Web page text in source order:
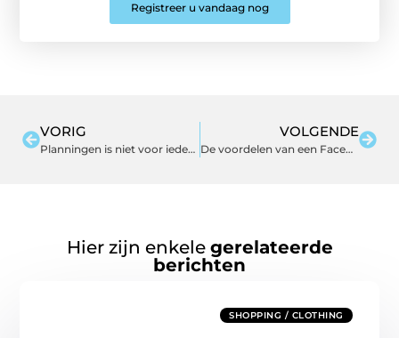
Registreer u vandaag nog
VORIG
Planningen is niet voor iedereen
VOLGENDE
De voordelen van een Facebook pagina voor je bedrijf
Hier zijn enkele gerelateerde
berichten
SHOPPING / CLOTHING